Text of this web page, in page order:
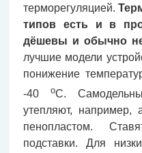
терморегуляцией.
типов есть и в
дёшевы и обычно
лучшие модели
понижение
-40 оС.
утепляют, например,
пенопластом.
подставки. Для